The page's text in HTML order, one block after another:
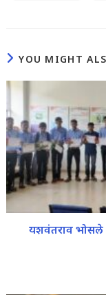
YOU MIGHT
यशवंतराव भोसले